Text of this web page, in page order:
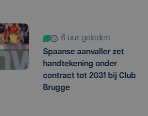
6 uur geleden
Spaanse aanvaller zet
handtekening onder
contract tot 2031 bij Club
Brugge